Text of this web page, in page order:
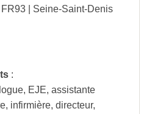
FR93 | Seine-Saint-Denis
:
EJE, assistante
infirmière, directeur,